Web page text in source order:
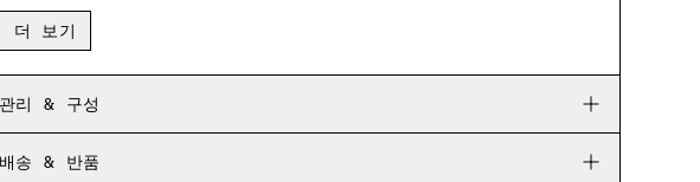
가슴 자수 로고 패치
사이드 벤트
더 보기
관리 & 구성
배송 & 반품